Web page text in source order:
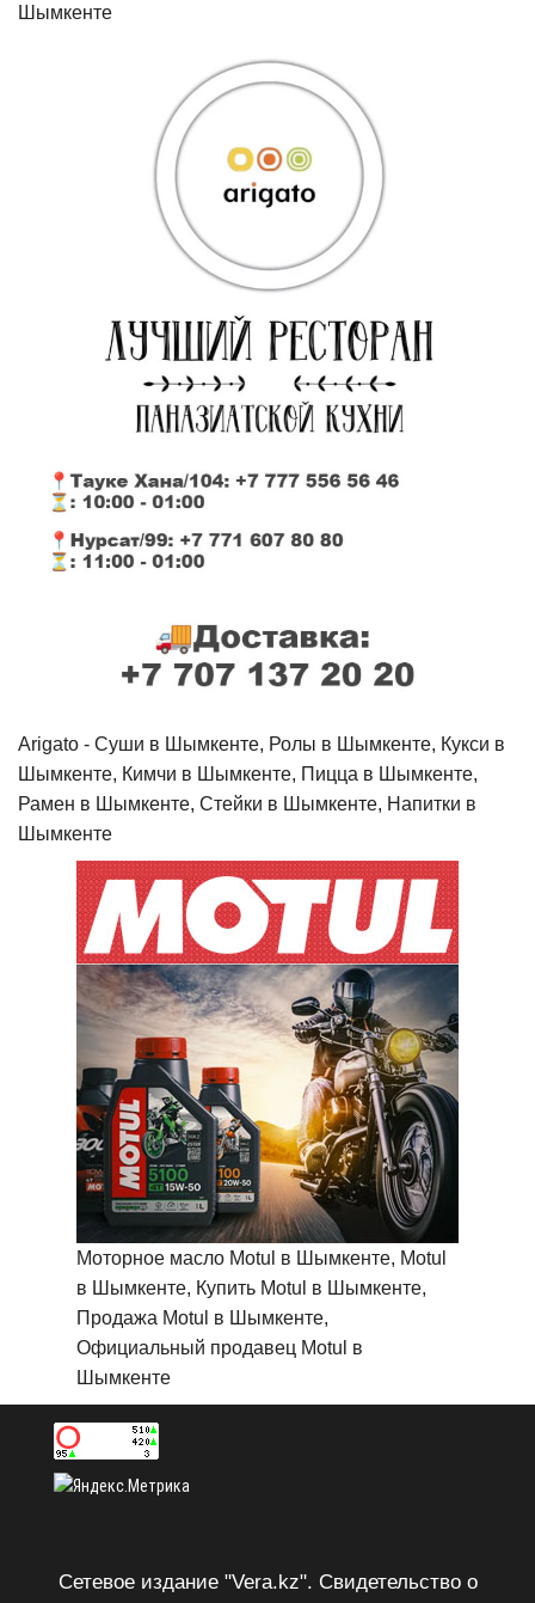
Шымкенте
Arigato - Cуши в Шымкенте, Ролы в Шымкенте, Кукси в
Шымкенте, Кимчи в Шымкенте, Пицца в Шымкенте,
Рамен в Шымкенте, Стейки в Шымкенте, Напитки в
Шымкенте
Моторное масло Motul в Шымкенте, Motul
в Шымкенте, Купить Motul в Шымкенте,
Продажа Motul в Шымкенте,
Официальный продавец Motul в
Шымкенте
Сетевое издание "Vera.kz". Свидетельство о